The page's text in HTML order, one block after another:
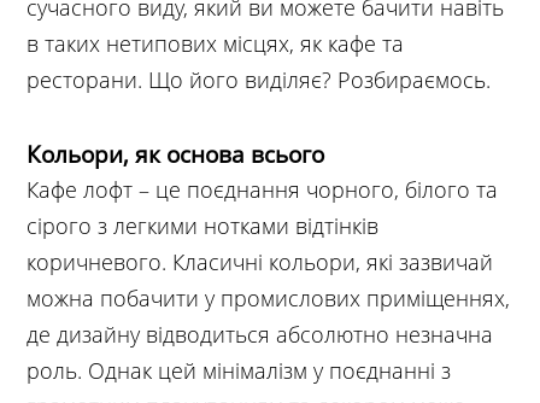
сучасного виду, який ви можете бачити навіть
в таких нетипових місцях, як кафе та
ресторани. Що його виділяє? Розбираємось.
Кольори, як основа всього
Кафе лофт – це поєднання чорного, білого та
сірого з легкими нотками відтінків
коричневого. Класичні кольори, які зазвичай
можна побачити у промислових приміщеннях,
де дизайну відводиться абсолютно незначна
роль. Однак цей мінімалізм у поєднанні з